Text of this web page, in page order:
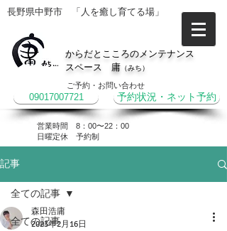
長野県中野市 「人を癒し育てる場」
からだとこころのメンテナンス
スペース 庸 （みち）
ご予約・お問い合わせ
09017007721 予約状況・ネット予約
営業時間 8：00〜22：00
​日曜定休 予約制
記事
全ての記事
全ての記事
森田浩庸
2023年2月16日